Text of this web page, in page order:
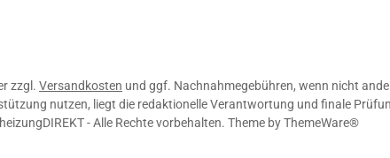
zzgl. Versandkosten und ggf. Nachnahmegebühren, wenn nicht
nutzen, liegt die redaktionelle Verantwortung und finale
- Alle Rechte vorbehalten. Theme byThemeWare®